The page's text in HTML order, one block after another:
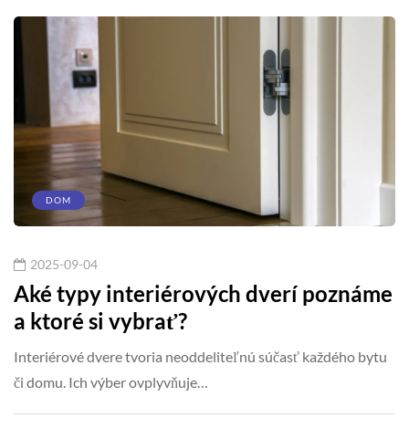
DOM
2025-09-04
Aké typy interiérových dverí poznáme
a ktoré si vybrať?
Interiérové dvere tvoria neoddeliteľnú súčasť každého bytu
či domu. Ich výber ovplyvňuje…